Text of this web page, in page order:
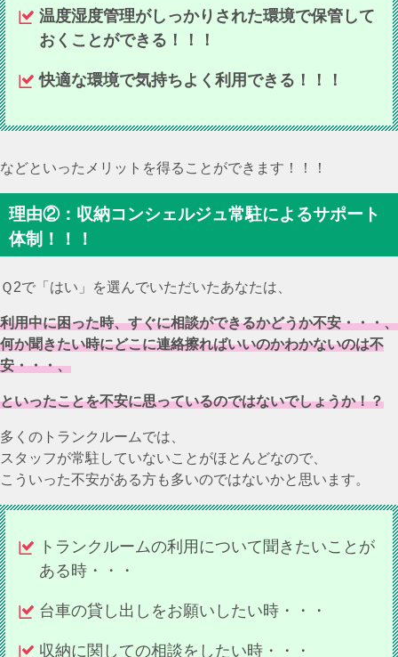
温度湿度管理がしっかりされた環境で保管して
おくことができる！！！
快適な環境で気持ちよく利用できる！！！
などといったメリットを得ることができます！！！
理由②：収納コンシェルジュ常駐によるサポート
体制！！！
Ｑ2で「はい」を選んでいただいたあなたは、
利用中に困った時、すぐに相談ができるかどうか不安・・・、
何か聞きたい時にどこに連絡擦ればいいのかわかないのは不
安・・・、
といったことを不安に思っているのではないでしょうか！？
多くのトランクルームでは、
スタッフが常駐していないことがほとんどなので、
こういった不安がある方も多いのではないかと思います。
トランクルームの利用について聞きたいことが
ある時・・・
台車の貸し出しをお願いしたい時・・・
収納に関しての相談をしたい時・・・